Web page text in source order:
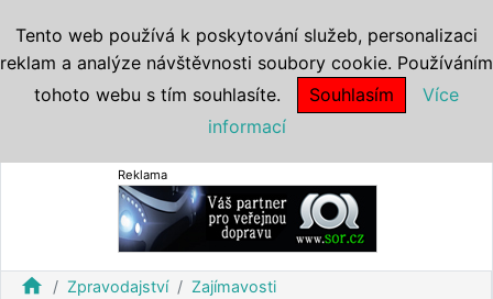
Reklama
home Zpravodajství
Zajímavosti
Tento web používá k poskytování služeb, personalizaci
reklam a analýze návštěvnosti soubory cookie. Používáním
tohoto webu s tím souhlasíte.
Souhlasím
Více
informací